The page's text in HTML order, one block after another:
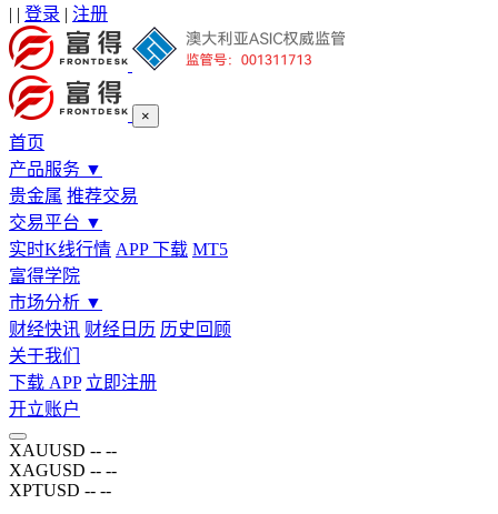
| | 登录 | 注册
×
首页
产品服务 ▼
贵金属 推荐交易
交易平台 ▼
实时K线行情 APP 下载 MT5
富得学院
市场分析 ▼
财经快讯 财经日历 历史回顾
关于我们
下载 APP 立即注册
开立账户
XAUUSD -- --
XAGUSD -- --
XPTUSD -- --